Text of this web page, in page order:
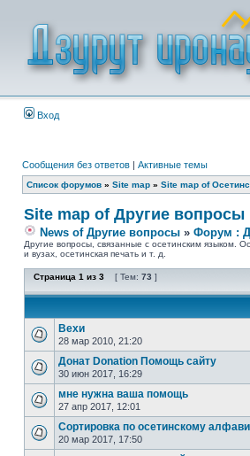
Вход
Сообщения без ответов | Активные темы
Список форумов » Site map » Site map of
Site map of Другие вопросы
News of Другие вопросы » Форум :
Другие вопросы, связанные с осетинским языком.
и вузах, осетинская печать и т. д.
Страница 1 из 3 [ Тем: 73 ]
Вехи
28 мар 2010, 21:20
Донат Donation Помощь сайту
30 июн 2017, 16:29
мне нужна ваша помощь
27 апр 2017, 12:01
Сортировка по осетинскому
20 мар 2017, 17:50